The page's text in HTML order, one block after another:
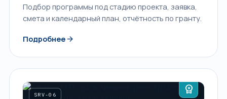
Подбор программы под стадию проекта, заявка,
смета и календарный план, отчётность по гранту.
Подробнее arrow_forward
SRV-06 workspace_premium